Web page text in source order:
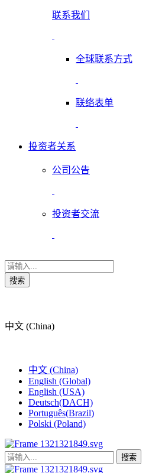
联系我们
全球联系方式
联络表单
投资者关系
公司公告
投资者交流
搜索
中文 (China)
中文 (China)
English (Global)
English (USA)
Deutsch(DACH)
Português(Brazil)
Polski (Poland)
搜索